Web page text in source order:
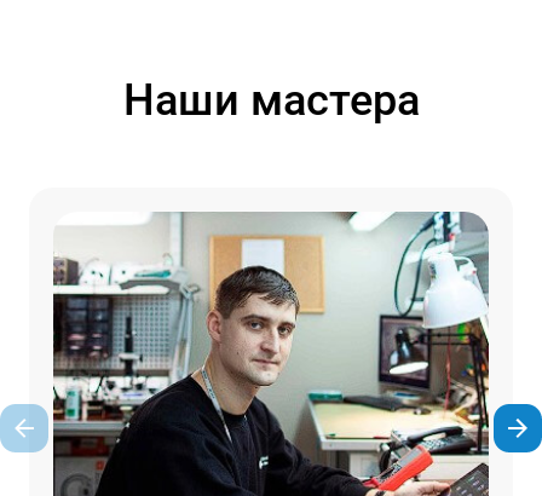
Наши мастера